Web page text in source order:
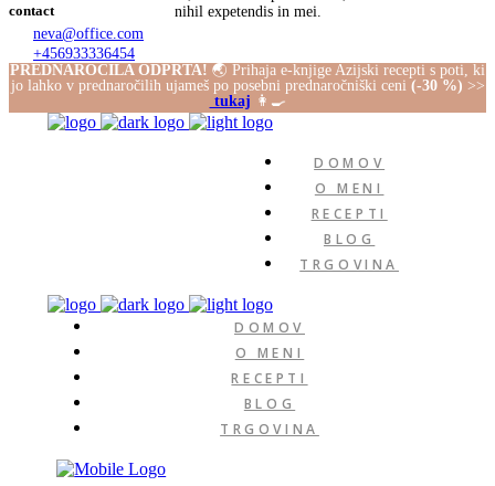
nihil expetendis in mei.
contact
neva@office.com
+456933336454
2606 Saints Alley
Tampa, FL 33602
Follow Us
PREDNAROČILA ODPRTA! 🌏 Prihaja e-knjige Azijski recepti s poti, ki
jo lahko v prednaročilih ujameš po posebni prednaročniški ceni (-30 %) >>
tukaj 👩‍🍳
DOMOV
O MENI
RECEPTI
BLOG
TRGOVINA
DOMOV
O MENI
RECEPTI
BLOG
TRGOVINA